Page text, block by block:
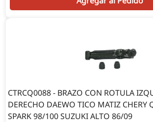
CTRCQ0088 - BRAZO CON ROTULA
DERECHO DAEWO TICO MATIZ CHERY
SPARK 98/100 SUZUKI ALTO 86/09